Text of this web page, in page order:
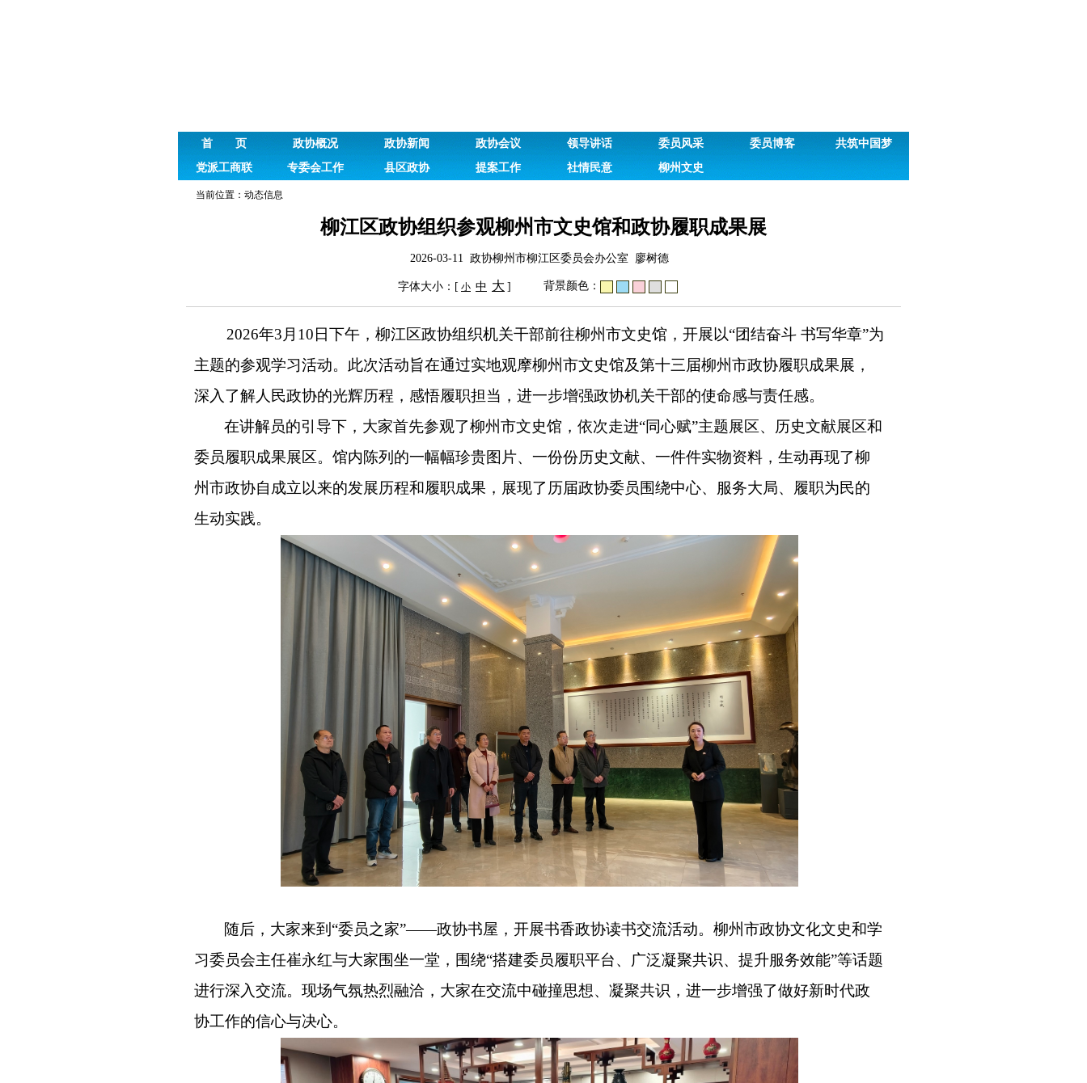
首 页 政协概况 政协新闻 政协会议 领导讲话 委员风采 委员博客
共筑中国梦
党派工商联
专委会工作 县区政协 提案工作 社情民意 柳州文史
当前位置： 动态信息
柳江区政协组织参观柳州市文史馆和政协履职成果展
2026-03-11 政协柳州市柳江区委员会办公室 廖树德
字体大小：[ 小 中 大 ] 背景颜色：
2026年3 月 10 日下午，柳江区政协组织机关干部前往柳州市文史馆，开展以“团结奋斗 书写华章”为
主题的参观学习活动。此次活动旨在通过实地观摩柳州市文史馆及第十三届柳州市政协履职成果展，
深入了解人民政协的光辉历程，感悟履职担当，进一步增强政协机关干部的使命感与责任感。
在讲解员的引导下，大家首先参观了柳州市文史馆，依次走进“同心赋”主题展区、历史文献展区和
委员履职成果展区。馆内陈列的一幅幅珍贵图片、一份份历史文献、一件件实物资料，生动再现了柳
州市政协自成立以来的发展历程和履职成果，展现了历届政协委员围绕中心、服务大局、履职为民的
生动实践。
随后，大家来到 “委员之家”——政协书屋，开展书香政协读书交流活动。柳州市政协文化文史和学
习委员会主任崔永红与大家围坐一堂，围绕“搭建委员履职平台、广泛凝聚共识、提升服务效能”等话题
进行深入交流。现场气氛热烈融洽，大家在交流中碰撞思想、凝聚共识，进一步增强了做好新时代政
协工作的信心与决心。